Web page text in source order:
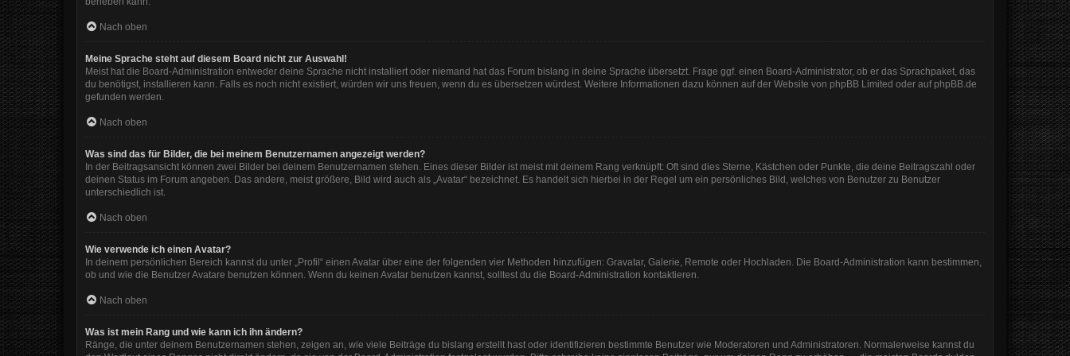
Nach oben
Meine Sprache steht auf diesem Board nicht zur Auswahl!
Meist hat die Board-Administration entweder deine Sprache nicht installiert oder niemand hat das Forum bislang in deine Sprache übersetzt. Frage ggf. einen Board-Administrator, ob er das Sprachpaket, das
du benötigst, installieren kann. Falls es noch nicht existiert, würden wir uns freuen, wenn du es übersetzen würdest. Weitere Informationen dazu können auf der Website von phpBB Limited oder auf phpBB.de
gefunden werden.
Nach oben
Was sind das für Bilder, die bei meinem Benutzernamen angezeigt werden?
In der Beitragsansicht können zwei Bilder bei deinem Benutzernamen stehen. Eines dieser Bilder ist meist mit deinem Rang verknüpft: Oft sind dies Sterne, Kästchen oder Punkte, die deine Beitragszahl oder
deinen Status im Forum angeben. Das andere, meist größere, Bild wird auch als „Avatar“ bezeichnet. Es handelt sich hierbei in der Regel um ein persönliches Bild, welches von Benutzer zu Benutzer
unterschiedlich ist.
Nach oben
Wie verwende ich einen Avatar?
In deinem persönlichen Bereich kannst du unter „Profil“ einen Avatar über eine der folgenden vier Methoden hinzufügen: Gravatar, Galerie, Remote oder Hochladen. Die Board-Administration kann bestimmen,
ob und wie die Benutzer Avatare benutzen können. Wenn du keinen Avatar benutzen kannst, solltest du die Board-Administration kontaktieren.
Nach oben
Was ist mein Rang und wie kann ich ihn ändern?
Ränge, die unter deinem Benutzernamen stehen, zeigen an, wie viele Beiträge du bislang erstellt hast oder identifizieren bestimmte Benutzer wie Moderatoren und Administratoren. Normalerweise kannst du